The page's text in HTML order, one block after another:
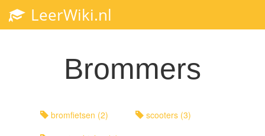
LeerWiki.nl
Brommers
bromfietsen (2)
scooters (3)